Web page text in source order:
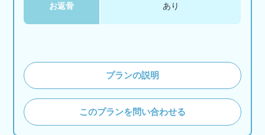
お返骨 あり
プランの説明
このプランを問い合わせる